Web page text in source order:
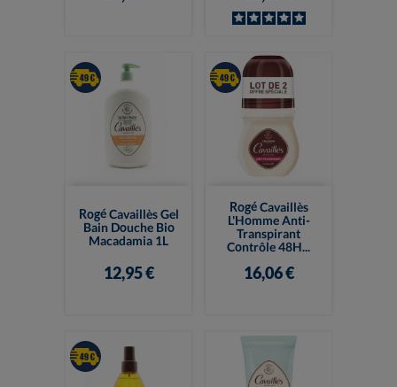
Rogé Cavaillès Gel
Bain Douche Bio
Macadamia 1L
12,95 €
Rogé Cavaillès
L'Homme Anti-
Transpirant
Contrôle 48H...
16,06 €